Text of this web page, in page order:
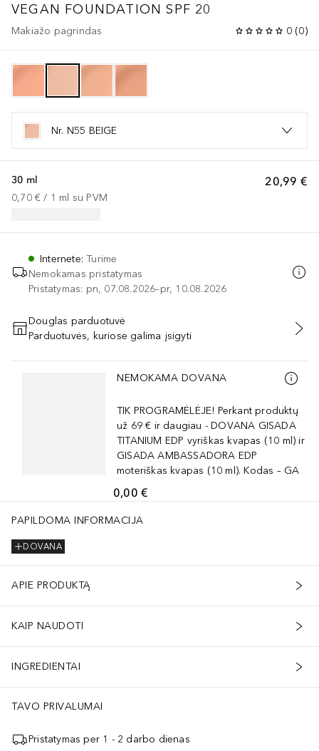
VEGAN FOUNDATION SPF 20
Makiažo pagrindas 0 (0)
Nr. N55 BEIGE
20,99 €
30 ml
0,70 € / 1 ml su PVM
Internete:Turime
Nemokamas pristatymas
Pristatymas: pn, 07.08.2026–pr, 10.08.2026
PRIDĖTI Į KREPŠELĮ
Douglas parduotuvė
Parduotuvės, kuriose galima įsigyti
Praleisti slankiklį
NEMOKAMA DOVANA
TIK PROGRAMĖLĖJE! Perkant produktų
už 69 € ir daugiau - DOVANA GISADA
TITANIUM EDP vyriškas kvapas (10 ml) ir
GISADA AMBASSADORA EDP
moteriškas kvapas (10 ml). Kodas – GA
0,00 €
PAPILDOMA INFORMACIJA
DOVANA
APIE PRODUKTĄ
KAIP NAUDOTI
INGREDIENTAI
TAVO PRIVALUMAI
Pristatymas per 1 - 2 darbo dienas